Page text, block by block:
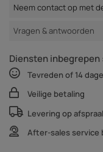
Neem contact op met
Vragen & antwoorden
Diensten inbegrepen
Tevreden of 14
Veilige betaling
Levering op
After-sales service